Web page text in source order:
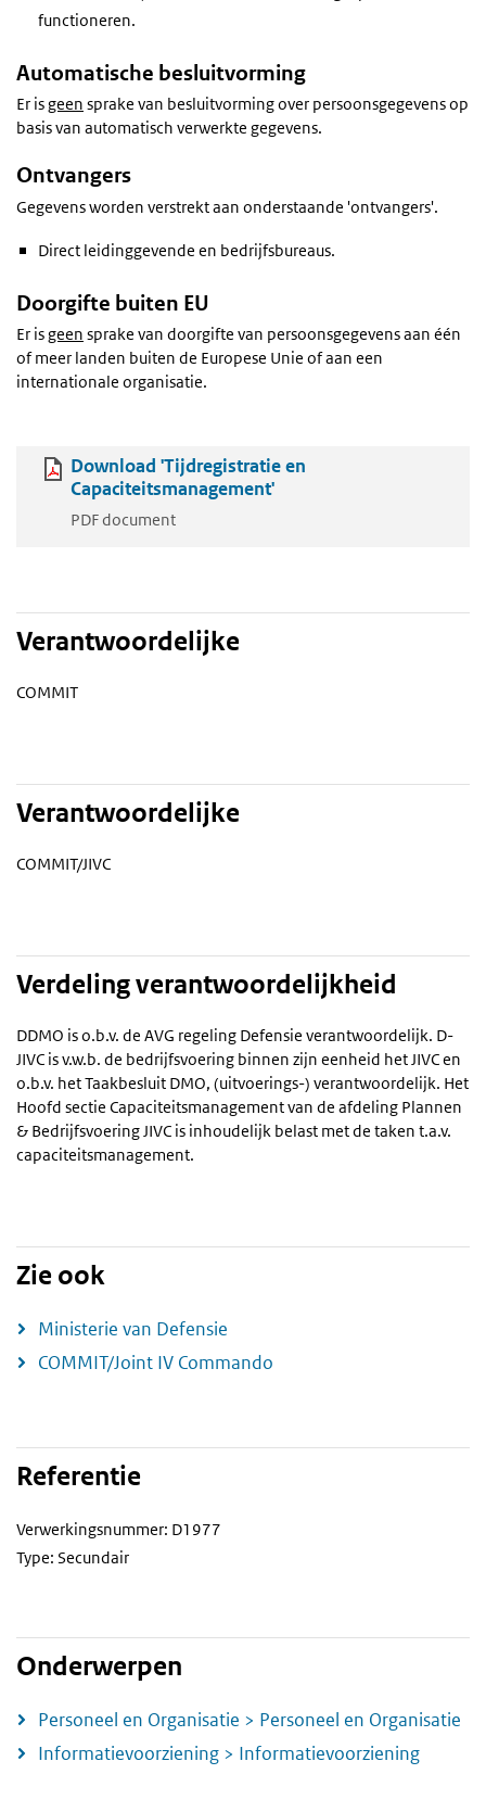
functioneren.
Automatische besluitvorming
Er isgeen sprake van besluitvorming over persoonsgegevens op
basis van automatisch verwerkte gegevens.
Ontvangers
Gegevens worden verstrekt aan onderstaande 'ontvangers'.
Direct leidinggevende en bedrijfsbureaus.
Doorgifte buiten EU
Er isgeen sprake van doorgifte van persoonsgegevens aan één
of meer landen buiten de Europese Unie of aan een
internationale organisatie.
Download 'Tijdregistratie en
Capaciteitsmanagement'
PDF document
Verantwoordelijke
COMMIT
Verantwoordelijke
COMMIT/JIVC
Verdeling verantwoordelijkheid
DDMO is o.b.v. de AVG regeling Defensie verantwoordelijk. D-
JIVC is v.w.b. de bedrijfsvoering binnen zijn eenheid het JIVC en
o.b.v. het Taakbesluit DMO, (uitvoerings-) verantwoordelijk. Het
Hoofd sectie Capaciteitsmanagement van de afdeling Plannen
& Bedrijfsvoering JIVC is inhoudelijk belast met de taken t.a.v.
capaciteitsmanagement.
Zie ook
Ministerie van Defensie
COMMIT/Joint IV Commando
Referentie
Verwerkingsnummer: D1977
Type: Secundair
Onderwerpen
Personeel en Organisatie > Personeel en Organisatie
Informatievoorziening > Informatievoorziening